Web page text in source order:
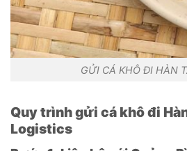
GỬI CÁ KHÔ ĐI HÀN
Quy trình gửi cá khôđi
Logistics